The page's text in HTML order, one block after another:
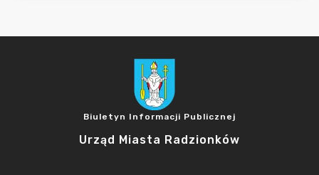
Biuletyn Informacji Publicznej
Urząd Miasta Radzionków